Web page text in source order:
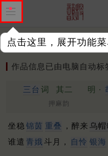
点击这里，展开功能
作品 标注四声 出处、引
作品信息已由电脑自动标
三台 词 其二 明 ·
押麻韵
坐稳 锦茵 重叠 ，醉来 乌帽
谁遣 青娥 斗月， 自怜 银海